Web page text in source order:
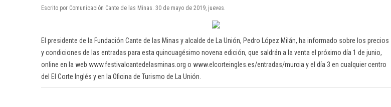
Escrito por Comunicación Cante de las Minas. 30 de mayo de 2019, jueves.
El presidente de la Fundación Cante de las Minas y alcalde de La Unión, Pedro López Milán, ha informado sobre los precios
y condiciones de las entradas para esta quincuagésimo novena edición, que saldrán a la venta el próximo día 1 de junio,
online en la web www.festivalcantedelasminas.org o www.elcorteingles.es/entradas/murcia y el día 3 en cualquier centro
del El Corte Inglés y en la Oficina de Turismo de La Unión.